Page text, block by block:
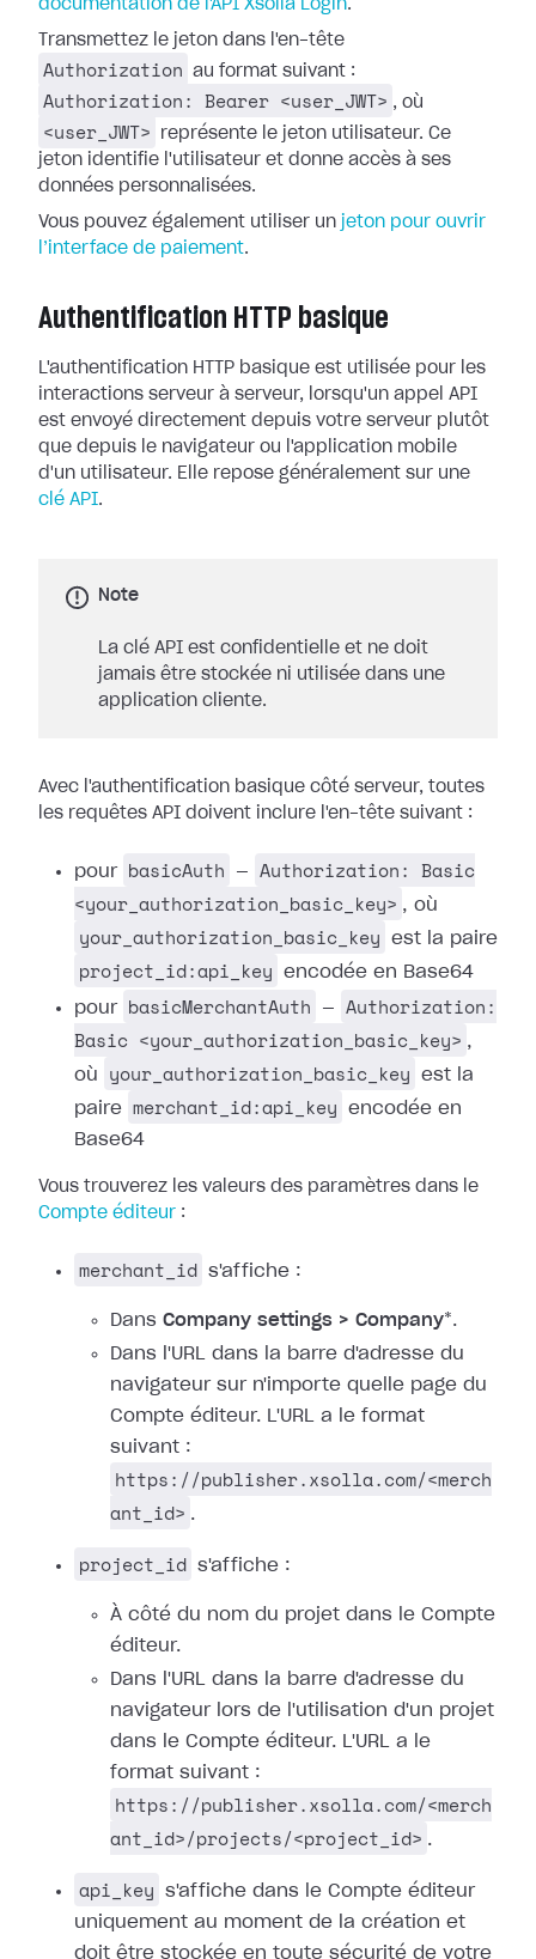
documentation de l'API Xsolla Login.
Transmettez le jeton dans l'en-tête
Authorization au format suivant :
Authorization: Bearer <user_JWT> , où
<user_JWT>
représente le jeton utilisateur. Ce
jeton identifie l'utilisateur et donne accès à ses
données personnalisées.
Vous pouvez également utiliser un jeton pour ouvrir
l’interface de paiement.
Authentification HTTP basique
L'authentification HTTP basique est utilisée pour les
interactions serveur à serveur, lorsqu'un appel API
est envoyé directement depuis votre serveur plutôt
que depuis le navigateur ou l'application mobile
d'un utilisateur. Elle repose généralement sur une
clé API.
Note
La clé API est confidentielle et ne doit
jamais être stockée ni utilisée dans une
application cliente.
Avec l'authentification basique côté serveur, toutes
les requêtes API doivent inclure l'en-tête suivant :
pour basicAuth —
Authorization: Basic
<your_authorization_basic_key> , où
your_authorization_basic_key est la paire
project_id:api_key
encodée en Base64
pour basicMerchantAuth —
Authorization:
Basic <your_authorization_basic_key> ,
où
your_authorization_basic_key
est la
paire merchant_id:api_key
encodée en
Base64
Vous trouverez les valeurs des paramètres dans le
Compte éditeur :
merchant_id s'affiche :
Dans Company settings > Company*.
Dans l'URL dans la barre d'adresse du
navigateur sur n'importe quelle page du
Compte éditeur. L'URL a le format
suivant :
https://publisher.xsolla.com/<merch
ant_id> .
project_id s'affiche :
À côté du nom du projet dans le Compte
éditeur.
Dans l'URL dans la barre d'adresse du
navigateur lors de l'utilisation d'un projet
dans le Compte éditeur. L'URL a le
format suivant :
https://publisher.xsolla.com/<merch
ant_id>/projects/<project_id> .
api_key
s'affiche dans le Compte éditeur
uniquement au moment de la création et
doit être stockée en toute sécurité de votre